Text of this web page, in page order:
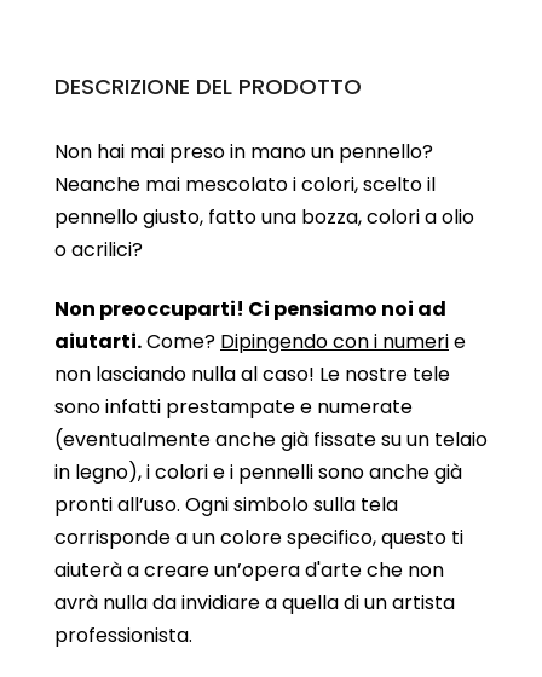
DESCRIZIONE DEL PRODOTTO
Non hai mai preso in mano un pennello?
Neanche mai mescolato i colori, scelto il
pennello giusto, fatto una bozza, colori a olio
o acrilici?
Non preoccuparti! Ci pensiamo noi ad
aiutarti.Come? Dipingendo con i numerie
non lasciando nulla al caso! Le nostre tele
sono infatti prestampate e numerate
(eventualmente anche già fissate su un telaio
in legno), i colori e i pennelli sono anche già
pronti all’uso. Ogni simbolo sulla tela
corrisponde a un colore specifico, questo ti
aiuterà a creare un’opera d'arte che non
avrà nulla da invidiare a quella di un artista
professionista.